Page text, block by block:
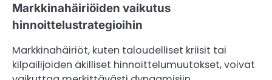
Markkinahäiriöiden vaikutus
hinnoittelustrategioihin
Markkinahäiriöt, kuten taloudelliset kriisit tai
kilpailijoiden äkilliset hinnoittelumuutokset, voivat